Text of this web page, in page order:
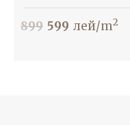
899 599 лей/m2